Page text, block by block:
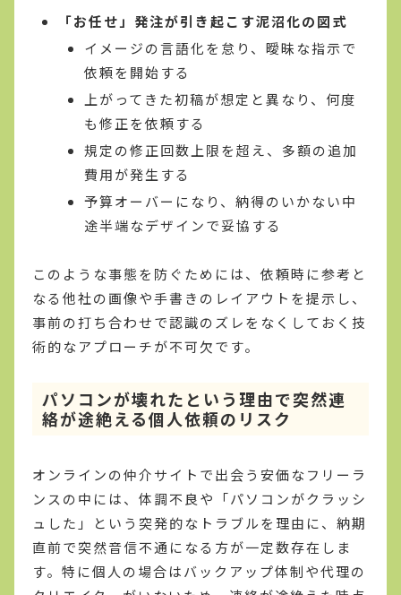
「お任せ」発注が引き起こす泥沼化の図式
イメージの言語化を怠り、曖昧な指示で
依頼を開始する
上がってきた初稿が想定と異なり、何度
も修正を依頼する
規定の修正回数上限を超え、多額の追加
費用が発生する
予算オーバーになり、納得のいかない中
途半端なデザインで妥協する
このような事態を防ぐためには、依頼時に参考と
なる他社の画像や手書きのレイアウトを提示し、
事前の打ち合わせで認識のズレをなくしておく技
術的なアプローチが不可欠です。
パソコンが壊れたという理由で突然連
絡が途絶える個人依頼のリスク
オンラインの仲介サイトで出会う安価なフリーラ
ンスの中には、体調不良や「パソコンがクラッシ
ュした」という突発的なトラブルを理由に、納期
直前で突然音信不通になる方が一定数存在しま
す。特に個人の場合はバックアップ体制や代理の